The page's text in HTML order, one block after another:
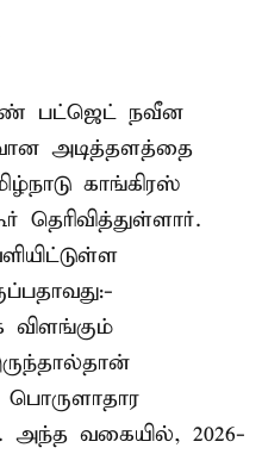
பட்ஜெட் நவீன
அடித்தளத்தை
காங்கிரஸ்
விளங்கும்
அந்த வகையில், 2026-